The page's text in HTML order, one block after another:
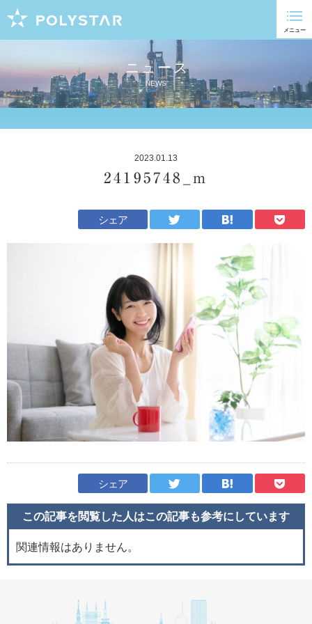
ニュース
NEWS
2023.01.13
24195748_m
シェア
シェア
この記事を閲覧した人はこの記事も参考にしています
関連情報はありません。